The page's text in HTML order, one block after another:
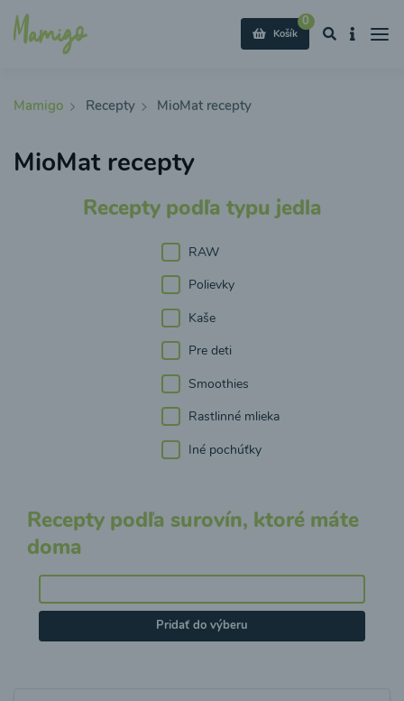
0
Košík
Mamigo Recepty MioMat recepty
MioMat recepty
Recepty podľa typu jedla
RAW
Polievky
Kaše
Pre deti
Smoothies
Rastlinné mlieka
Iné pochúťky
Recepty podľa surovín, ktoré máte
doma
Pridať do výberu